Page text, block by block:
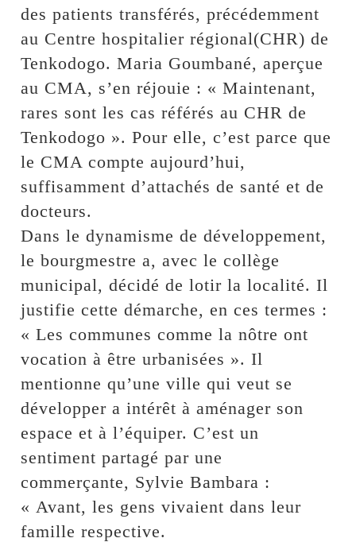
des patients transférés, précédemment
au Centre hospitalier régional(CHR) de
Tenkodogo. Maria Goumbané, aperçue
au CMA, s’en réjouie : « Maintenant,
rares sont les cas référés au CHR de
Tenkodogo ». Pour elle, c’est parce que
le CMA compte aujourd’hui,
suffisamment d’attachés de santé et de
docteurs.
Dans le dynamisme de développement,
le bourgmestre a, avec le collège
municipal, décidé de lotir la localité. Il
justifie cette démarche, en ces termes :
« Les communes comme la nôtre ont
vocation à être urbanisées ». Il
mentionne qu’une ville qui veut se
développer a intérêt à aménager son
espace et à l’équiper. C’est un
sentiment partagé par une
commerçante, Sylvie Bambara :
« Avant, les gens vivaient dans leur
famille respective.